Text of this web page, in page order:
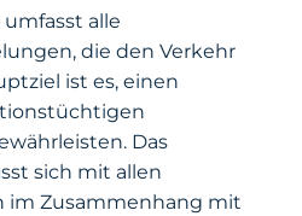
alle
die den Verkehr
ist es, einen
Das
sich mit allen
im Zusammenhang mit